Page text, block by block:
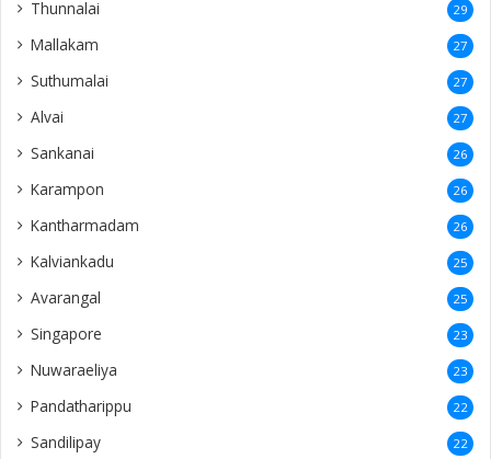
Thunnalai 29
Mallakam 27
Suthumalai 27
Alvai 27
Sankanai 26
Karampon 26
Kantharmadam 26
Kalviankadu 25
Avarangal 25
Singapore 23
Nuwaraeliya 23
Pandatharippu 22
Sandilipay 22